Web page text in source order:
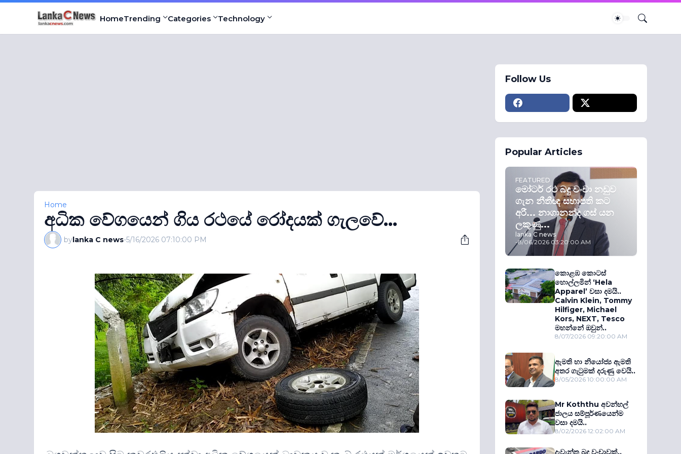
HomeTrending Categories Technology
Home
අධික වේගයෙන් ගිය රථයේ රෝදයක් ගැලවේ...
bylanka C news-5/16/2026 07:10:00 PM
Follow Us
Popular Articles
FEATURED
මෝටර් රථ බදු වංචා නඩුව
ගැන නීතීඥ සභාපති කට
අරී... නාගානන්ද ගස් යන
ලකුණු...
lanka C news
-8/06/2026 03:20:00 AM
කොළඹ කොටස්
හොල්ලමින් ‘Hela
Apparel’ වසා දමයි..
Calvin Klein, Tommy
Hilfiger, Michael
Kors, NEXT, Tesco
මහන්නේ ඔවුන්..
8/07/2026 09:20:00 AM
ඇමති හා නියෝජ්‍ය ඇමති
අතර ගැටුමක් දරුණු වෙයි..
8/05/2026 10:00:00 AM
Mr Koththu අවන්හල්
ජාලය සම්පූර්ණයෙන්ම
වසා දමයි..
8/02/2026 12:02:00 AM
දැවැන්ත බදු වංචාවක්..